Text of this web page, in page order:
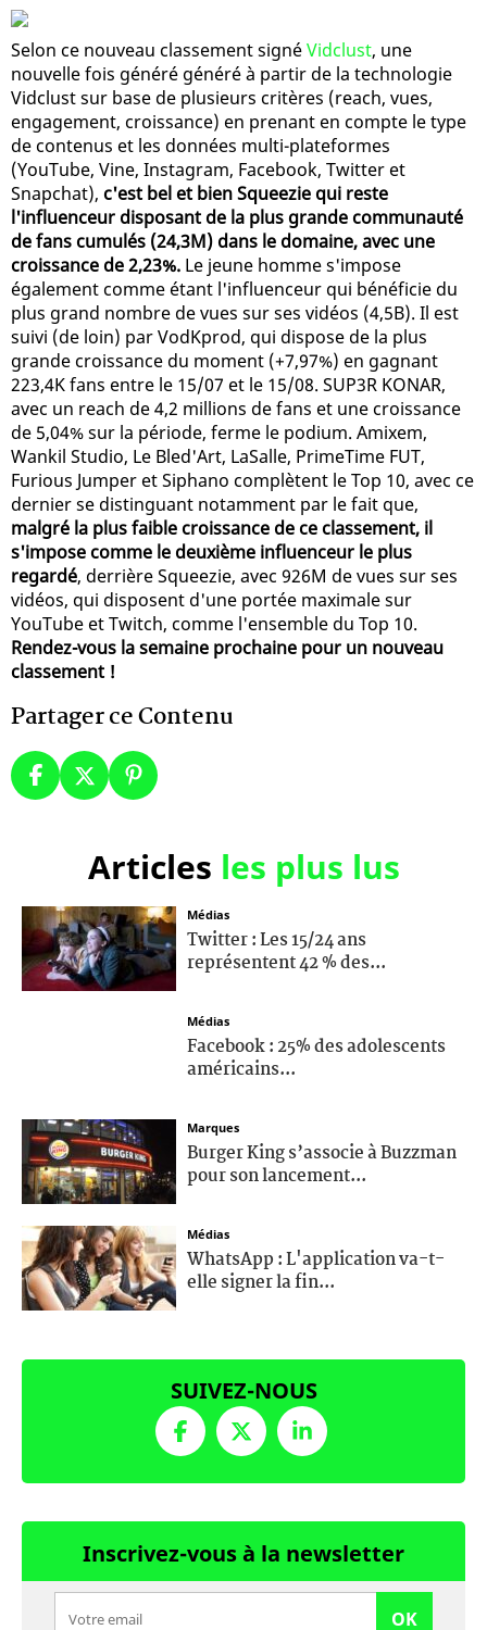
Selon ce nouveau classement signéVidclust, une
nouvelle fois généré généré à partir de la technologie
Vidclust sur base de plusieurs critères (reach, vues,
engagement, croissance) en prenant en compte le type
de contenus et les données multi-plateformes
(YouTube, Vine, Instagram, Facebook, Twitter et
Snapchat), c'est bel et bien Squeezie qui reste
l'influenceur disposant de la plus grande communauté
de fans cumulés (24,3M) dans le domaine, avec une
croissance de 2,23%. Le jeune homme s'impose
également comme étant l'influenceur qui bénéficie du
plus grand nombre de vues sur ses vidéos (4,5B). Il est
suivi (de loin) par VodKprod, qui dispose de la plus
grande croissance du moment (+7,97%) en gagnant
223,4K fans entre le 15/07 et le 15/08. SUP3R KONAR,
avec un reach de 4,2 millions de fans et une croissance
de 5,04% sur la période, ferme le podium. Amixem,
Wankil Studio, Le Bled'Art, LaSalle, PrimeTime FUT,
Furious Jumper et Siphano complètent le Top 10, avec ce
dernier se distinguant notamment par le fait que,
malgré la plus faible croissance de ce classement, il
s'impose comme le deuxième influenceur le plus
regardé, derrière Squeezie, avec 926M de vues sur ses
vidéos, qui disposent d'une portée maximale sur
YouTube et Twitch, comme l'ensemble du Top 10.
Rendez-vous la semaine prochaine pour un nouveau
classement !
Partager ce Contenu
Articles les plus lus
Médias
Twitter : Les 15/24 ans
représentent 42 % des...
Médias
Facebook : 25% des adolescents
américains...
Marques
Burger King s’associe à Buzzman
pour son lancement...
Médias
WhatsApp : L'application va-t-
elle signer la fin...
SUIVEZ-NOUS
Inscrivez-vous à la newsletter
OK